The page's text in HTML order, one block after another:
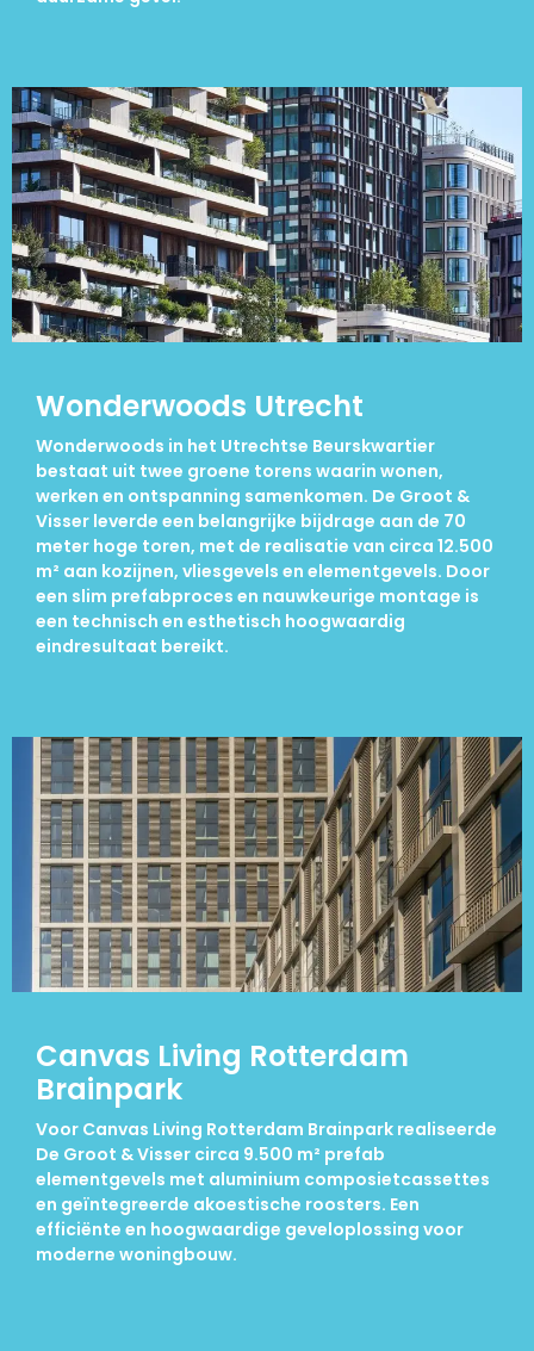
Wonderwoods Utrecht
Wonderwoods in het Utrechtse Beurskwartier
bestaat uit twee groene torens waarin wonen,
werken en ontspanning samenkomen. De Groot &
Visser leverde een belangrijke bijdrage aan de 70
meter hoge toren, met de realisatie van circa 12.500
m² aan kozijnen, vliesgevels en elementgevels. Door
een slim prefabproces en nauwkeurige montage is
een technisch en esthetisch hoogwaardig
eindresultaat bereikt.
Canvas Living Rotterdam
Brainpark
Voor Canvas Living Rotterdam Brainpark realiseerde
De Groot & Visser circa 9.500 m² prefab
elementgevels met aluminium composietcassettes
en geïntegreerde akoestische roosters. Een
efficiënte en hoogwaardige geveloplossing voor
moderne woningbouw.